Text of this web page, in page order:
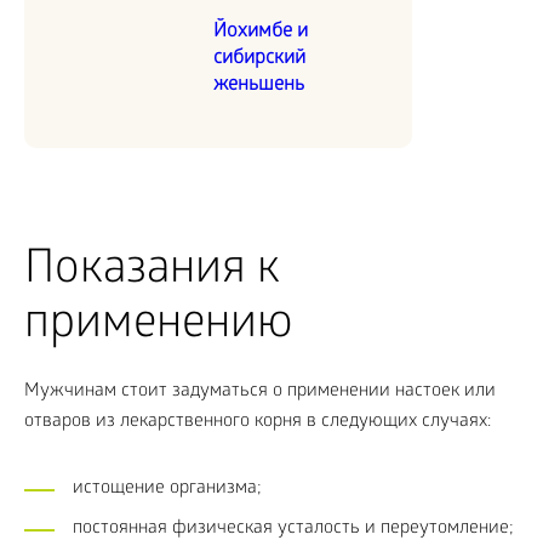
Йохимбе и
сибирский
женьшень
Показания к
применению
Мужчинам стоит задуматься о применении настоек или
отваров из лекарственного корня в следующих случаях:
истощение организма;
постоянная физическая усталость и переутомление;